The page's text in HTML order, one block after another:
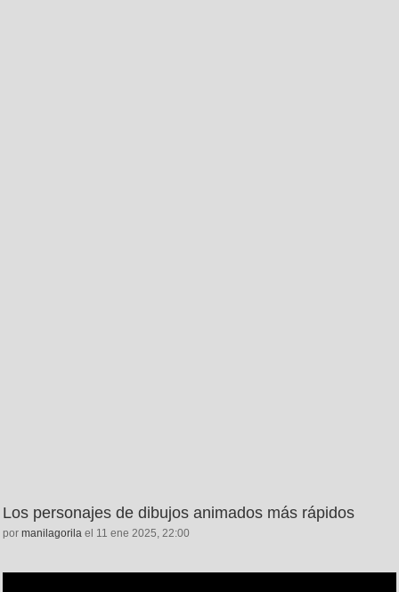
Los personajes de dibujos animados más rápidos
por manilagorila el 11 ene 2025, 22:00